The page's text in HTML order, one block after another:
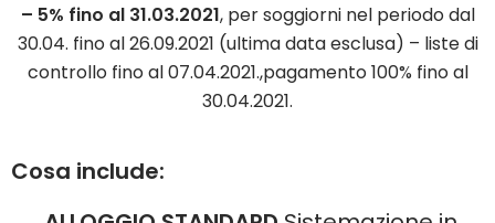
– 5% fino al 31.03.2021, per soggiorni nel periodo dal
30.04. fino al 26.09.2021 (ultima data esclusa) – liste di
controllo fino al 07.04.2021.,pagamento 100% fino al
30.04.2021.
Cosa include: